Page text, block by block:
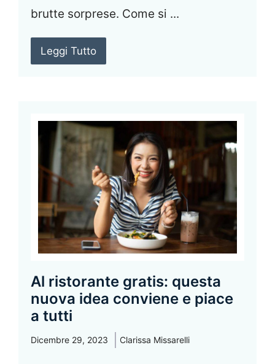
brutte sorprese. Come si ...
Leggi Tutto
Al ristorante gratis: questa
nuova idea conviene e piace
a tutti
Dicembre 29, 2023 Clarissa Missarelli